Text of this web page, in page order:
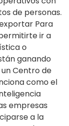
de personas.
Para
ir a
o
ganando
Centro de
como el
empresas
a la